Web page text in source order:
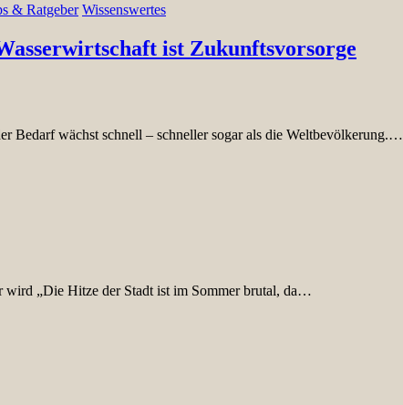
& Ratgeber Wissenswertes
ist Zukunftsvorsorge
Bedarf wächst schnell – schneller sogar als die Weltbevölkerung.…
wird „Die Hitze der Stadt ist im Sommer brutal, da…